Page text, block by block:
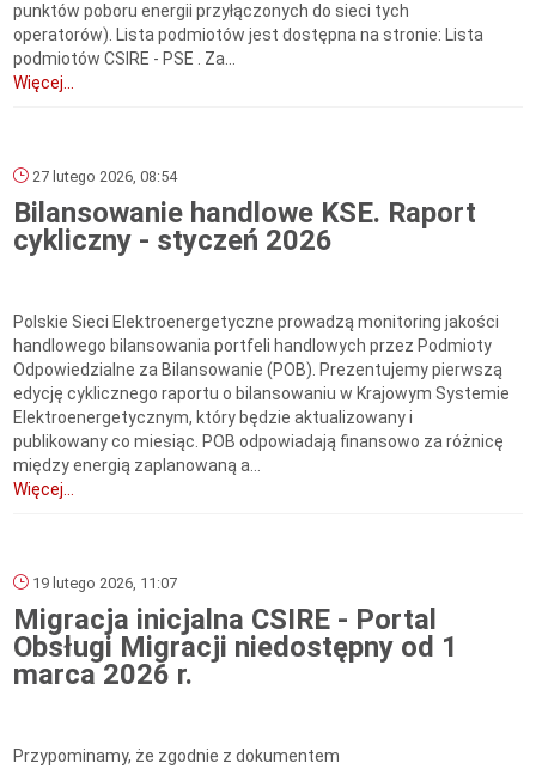
punktów poboru energii przyłączonych do sieci tych
operatorów). Lista podmiotów jest dostępna na stronie: Lista
podmiotów CSIRE - PSE . Za...
Więcej...
27 lutego 2026, 08:54
Bilansowanie handlowe KSE. Raport
cykliczny - styczeń 2026
Polskie Sieci Elektroenergetyczne prowadzą monitoring jakości
handlowego bilansowania portfeli handlowych przez Podmioty
Odpowiedzialne za Bilansowanie (POB). Prezentujemy pierwszą
edycję cyklicznego raportu o bilansowaniu w Krajowym Systemie
Elektroenergetycznym, który będzie aktualizowany i
publikowany co miesiąc. POB odpowiadają finansowo za różnicę
między energią zaplanowaną a...
Więcej...
19 lutego 2026, 11:07
Migracja inicjalna CSIRE - Portal
Obsługi Migracji niedostępny od 1
marca 2026 r.
Przypominamy, że zgodnie z dokumentem